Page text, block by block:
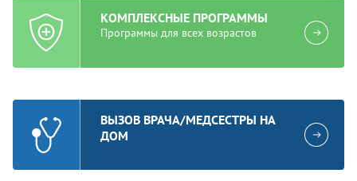
КОМПЛЕКСНЫЕ ПРОГРАММЫ
Программы для всех возрастов
ВЫЗОВ ВРАЧА/МЕДСЕСТРЫ НА
ДОМ